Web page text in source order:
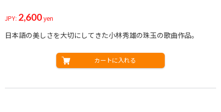
JPY: 2,600yen
日本語の美しさを大切にしてきた小林秀雄の珠玉の歌曲作品。
カートに入れる